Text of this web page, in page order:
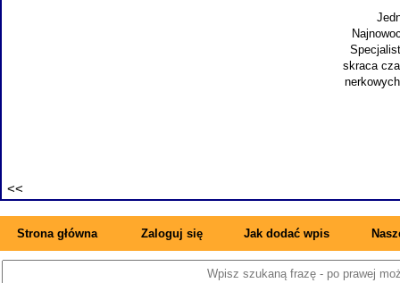
skraca
Strona główna Zaloguj się Jak dodać wpis